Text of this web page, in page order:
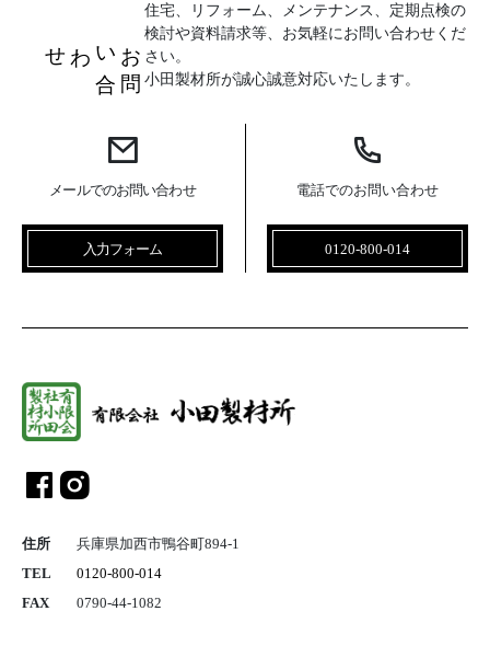
お
問
い
合
わせ
住宅、リフォーム、メンテナンス、定期点検の
検討や資料請求等、お気軽にお問い合わせくだ
さい。
小田製材所が誠心誠意対応いたします。
メールでのお問い合わせ
入力フォーム
電話でのお問い合わせ
0120-800-014
住所
兵庫県加西市鴨谷町894-1
TEL
0120-800-014
FAX
0790-44-1082